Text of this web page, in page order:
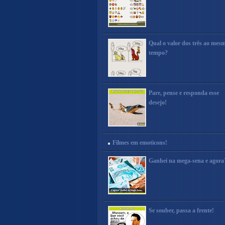
Qual o valor dos três ao
tempo?
Pare, pense e responda esse
desejo!
Filmes em emoticons!
Ganhei na mega-sena e
Se souber, passa a frente!